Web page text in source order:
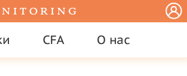
CFA О нас